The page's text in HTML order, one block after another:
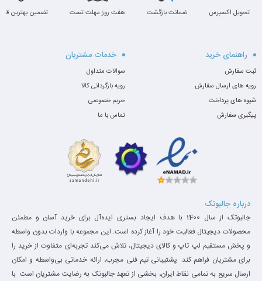
تحویل اکسپرس ضمانت بازگشت هفت روز مهلت تست تضمین بهترین
راهنمای خرید
ثبت سفارش
رویه های ارسال سفارش
شیوه های پرداخت
پیگیری سفارش
خدمات مشتریان
سوالات متداول
رویه بازگردانی کالا
حریم خصوصی
تماس با ما
درباره جالبوتک
جالبوتک از سال 1400 با هدف ایجاد بستری ایده‌آل برای خرید آسان و مطمئن
محصولات دیجیتال فعالیت خود را آغاز کرده است. این مجموعه با واردات بدون واسطه
و پخش مستقیم لپ تاپ و کالای دیجیتال، تلاش می‌کند تجربه‌ای متفاوت از خرید را
برای مشتریان فراهم کند. پشتیبانی تیم فنی مجرب، ارائه خدماتی بی‌واسطه و امکان
ارسال سریع به تمامی نقاط ایران، بخشی از تعهد جالبوتک به رضایت مشتریان است. با